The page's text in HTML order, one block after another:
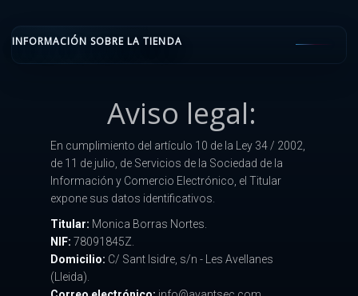
INFORMACIÓN SOBRE LA TIENDA
Aviso legal:
En cumplimiento del artículo 10 de la Ley 34 / 2002,
de 11 de julio, de Servicios de la Sociedad de la
Información y Comercio Electrónico, el Titular
expone sus datos identificativos.
Titular: Monica Borras Nortes.
NIF: 78091845Z.
Domicilio: C/ Sant Isidre, s/n - Les Avellanes
(Lleida).